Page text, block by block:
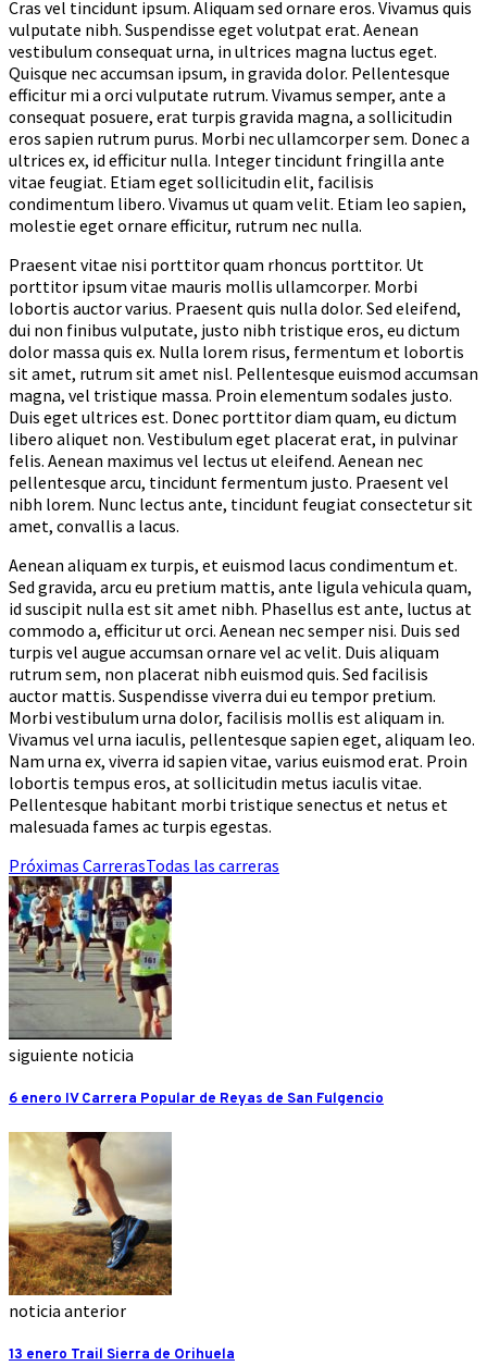
Cras vel tincidunt ipsum. Aliquam sed ornare eros. Vivamus quis
vulputate nibh. Suspendisse eget volutpat erat. Aenean
vestibulum consequat urna, in ultrices magna luctus eget.
Quisque nec accumsan ipsum, in gravida dolor. Pellentesque
efficitur mi a orci vulputate rutrum. Vivamus semper, ante a
consequat posuere, erat turpis gravida magna, a sollicitudin
eros sapien rutrum purus. Morbi nec ullamcorper sem. Donec a
ultrices ex, id efficitur nulla. Integer tincidunt fringilla ante
vitae feugiat. Etiam eget sollicitudin elit, facilisis
condimentum libero. Vivamus ut quam velit. Etiam leo sapien,
molestie eget ornare efficitur, rutrum nec nulla.
Praesent vitae nisi porttitor quam rhoncus porttitor. Ut
porttitor ipsum vitae mauris mollis ullamcorper. Morbi
lobortis auctor varius. Praesent quis nulla dolor. Sed eleifend,
dui non finibus vulputate, justo nibh tristique eros, eu dictum
dolor massa quis ex. Nulla lorem risus, fermentum et lobortis
sit amet, rutrum sit amet nisl. Pellentesque euismod accumsan
magna, vel tristique massa. Proin elementum sodales justo.
Duis eget ultrices est. Donec porttitor diam quam, eu dictum
libero aliquet non. Vestibulum eget placerat erat, in pulvinar
felis. Aenean maximus vel lectus ut eleifend. Aenean nec
pellentesque arcu, tincidunt fermentum justo. Praesent vel
nibh lorem. Nunc lectus ante, tincidunt feugiat consectetur sit
amet, convallis a lacus.
Aenean aliquam ex turpis, et euismod lacus condimentum et.
Sed gravida, arcu eu pretium mattis, ante ligula vehicula quam,
id suscipit nulla est sit amet nibh. Phasellus est ante, luctus at
commodo a, efficitur ut orci. Aenean nec semper nisi. Duis sed
turpis vel augue accumsan ornare vel ac velit. Duis aliquam
rutrum sem, non placerat nibh euismod quis. Sed facilisis
auctor mattis. Suspendisse viverra dui eu tempor pretium.
Morbi vestibulum urna dolor, facilisis mollis est aliquam in.
Vivamus vel urna iaculis, pellentesque sapien eget, aliquam leo.
Nam urna ex, viverra id sapien vitae, varius euismod erat. Proin
lobortis tempus eros, at sollicitudin metus iaculis vitae.
Pellentesque habitant morbi tristique senectus et netus et
malesuada fames ac turpis egestas.
Próximas CarrerasTodas las carreras
siguiente noticia
6 enero IV Carrera Popular de Reyas de San Fulgencio
noticia anterior
13 enero Trail Sierra de Orihuela